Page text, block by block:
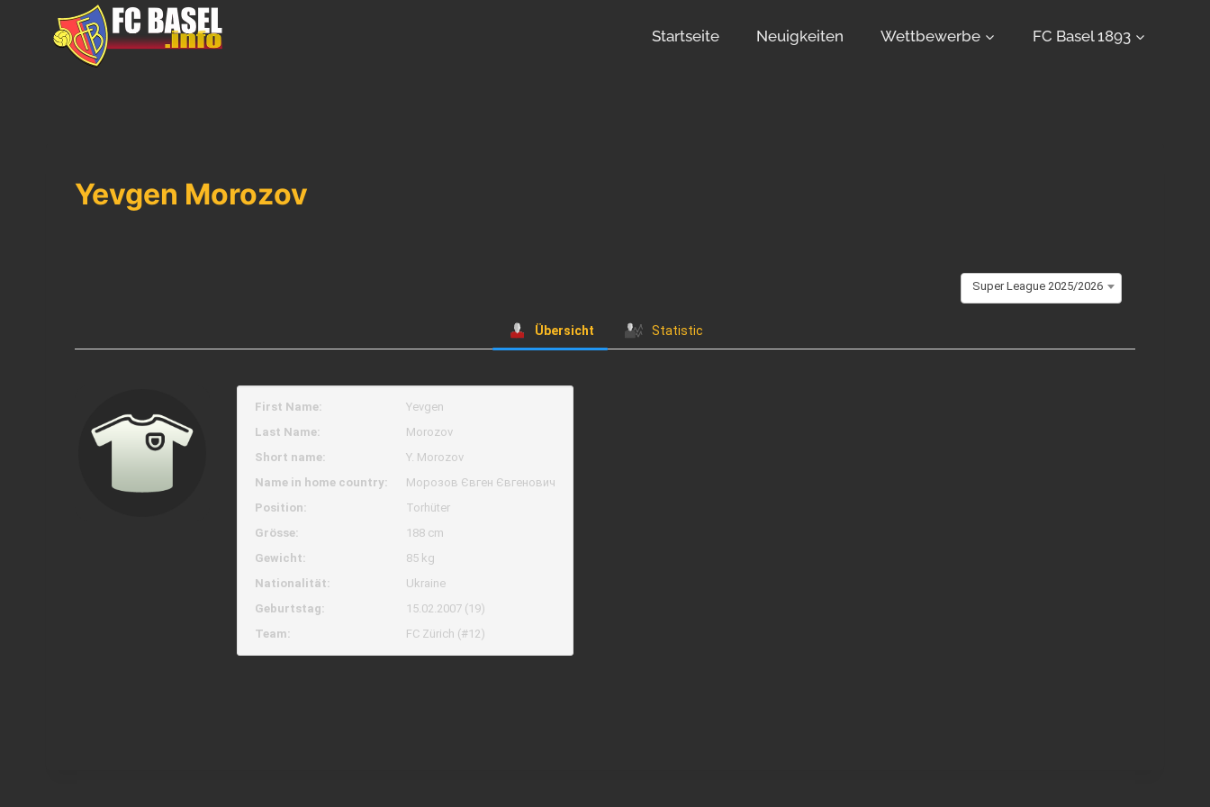
Startseite Neuigkeiten Wettbewerbe FC Basel 1893
Yevgen Morozov
Super League 2025/2026
Übersicht Statistic
First Name:
Yevgen
Last Name:
Morozov
Short name:
Y. Morozov
Name in home country:
Морозов Євген Євгенович
Position:
Torhüter
Grösse:
188 cm
Gewicht:
85 kg
Nationalität:
Ukraine
Geburtstag:
15.02.2007 (19)
Team:
FC Zürich (#12)